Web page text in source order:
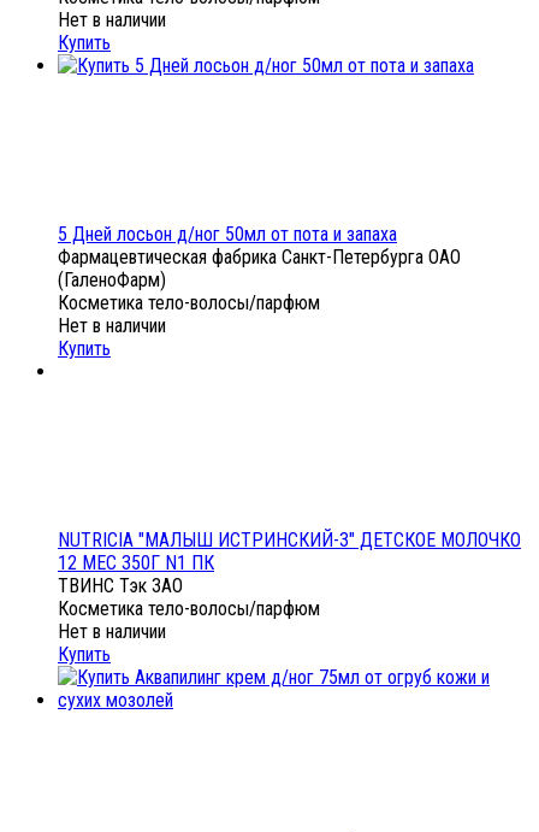
Нет в наличии
Купить
5 Дней лосьон д/ног 50мл от пота и запаха
Фармацевтическая фабрика Санкт-Петербурга ОАО
(ГаленоФарм)
Косметика тело-волосы/парфюм
Нет в наличии
Купить
NUTRICIA "МАЛЫШ ИСТРИНСКИЙ-3" ДЕТСКОЕ МОЛОЧКО
12 МЕС 350Г N1 ПК
ТВИНС Тэк ЗАО
Косметика тело-волосы/парфюм
Нет в наличии
Купить